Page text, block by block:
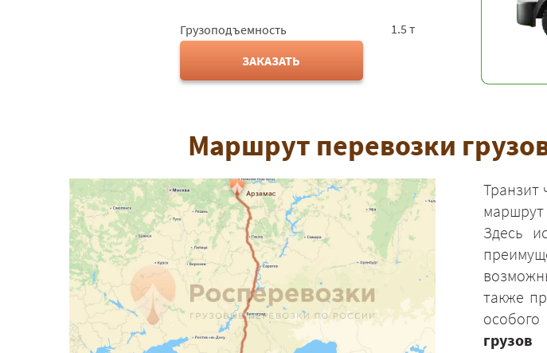
Грузоподъемность
1.5 т
ЗАКАЗАТЬ
Маршрут перевозки
Здесь
также